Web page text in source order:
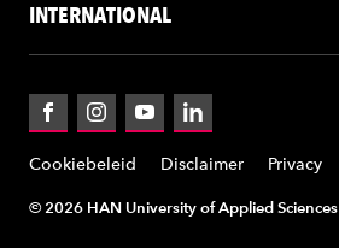
INTERNATIONAL
FacebookInstagramYouTubeLinkedIn
Cookiebeleid Disclaimer Privacy
© 2026 HAN University of Applied Sciences